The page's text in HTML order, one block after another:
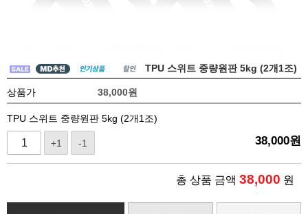
TPU 스위트 중량원판 5kg (2개1조)
상품가 38,000원
TPU 스위트 중량원판 5kg (2개1조)
+1 -1 38,000원
총 상품 금액 38,000 원